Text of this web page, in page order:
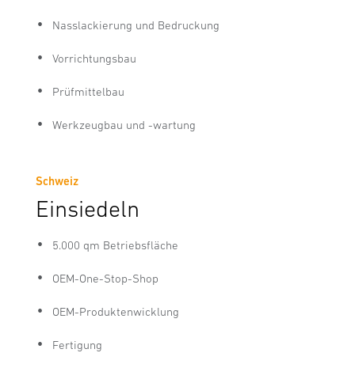
Nasslackierung und Bedruckung
Vorrichtungsbau
Prüfmittelbau
Werkzeugbau und -wartung
Schweiz
Einsiedeln
5.000 qm Betriebsfläche
OEM-One-Stop-Shop
OEM-Produktenwicklung
Fertigung